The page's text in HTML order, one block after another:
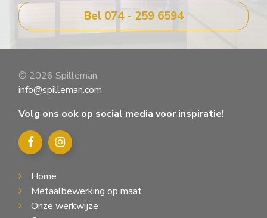
Bel 074 - 259 6594
© 2026 Spilleman
info@spilleman.com
Volg ons ook op social media voor inspiratie!
Home
Metaalbewerking op maat
Onze werkwijze